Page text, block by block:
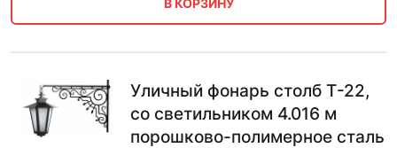
Уличный фонарь столб Т-22,
со светильником 4.016 м
порошково-полимерное сталь